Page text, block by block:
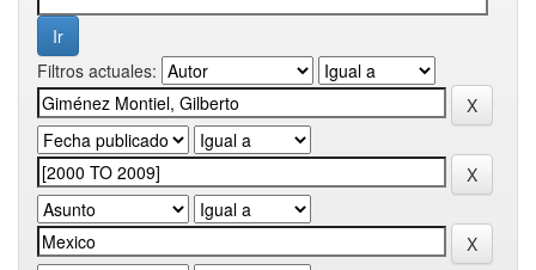
Filtros actuales: